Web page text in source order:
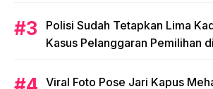
Polisi Sudah Tetapkan Lima
Kasus Pelanggaran Pemilihan
Viral Foto Pose Jari Kapus